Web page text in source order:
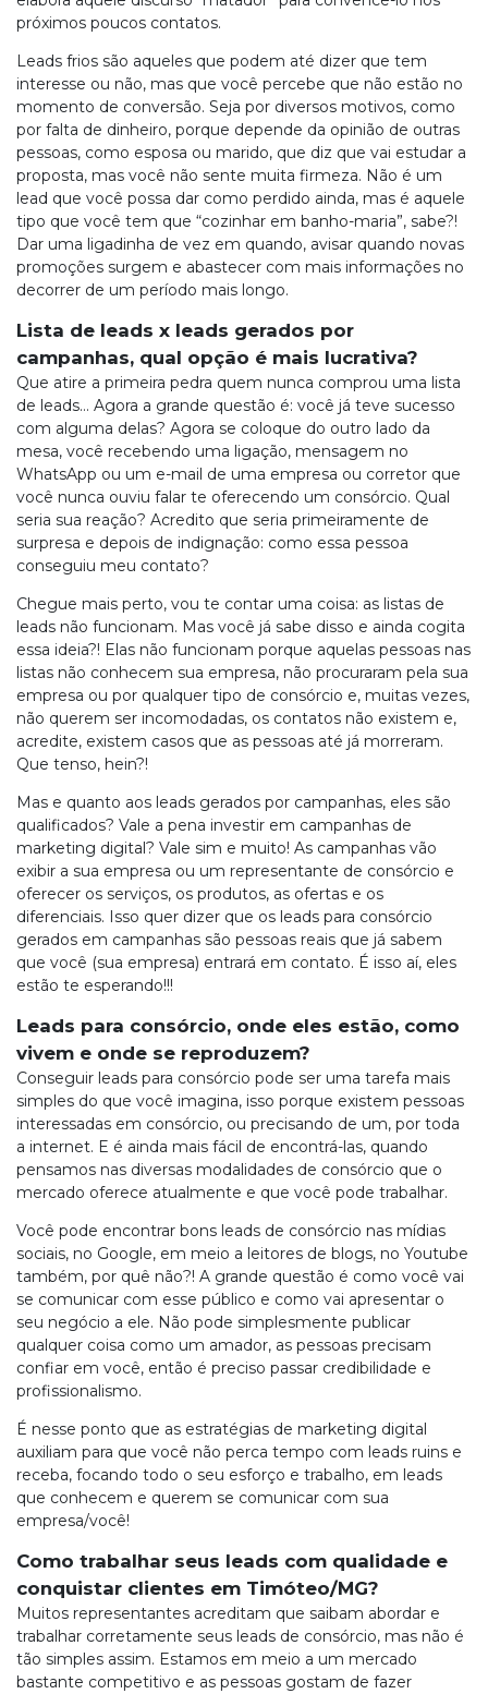
próximos poucos contatos.
Leads frios são aqueles que podem até dizer que tem
interesse ou não, mas que você percebe que não estão no
momento de conversão. Seja por diversos motivos, como
por falta de dinheiro, porque depende da opinião de outras
pessoas, como esposa ou marido, que diz que vai estudar a
proposta, mas você não sente muita firmeza. Não é um
lead que você possa dar como perdido ainda, mas é aquele
tipo que você tem que “cozinhar em banho-maria”, sabe?!
Dar uma ligadinha de vez em quando, avisar quando novas
promoções surgem e abastecer com mais informações no
decorrer de um período mais longo.
Lista de leads x leads gerados por
campanhas, qual opção é mais lucrativa?
Que atire a primeira pedra quem nunca comprou uma lista
de leads… Agora a grande questão é: você já teve sucesso
com alguma delas? Agora se coloque do outro lado da
mesa, você recebendo uma ligação, mensagem no
WhatsApp ou um e-mail de uma empresa ou corretor que
você nunca ouviu falar te oferecendo um consórcio. Qual
seria sua reação? Acredito que seria primeiramente de
surpresa e depois de indignação: como essa pessoa
conseguiu meu contato?
Chegue mais perto, vou te contar uma coisa: as listas de
leads não funcionam. Mas você já sabe disso e ainda cogita
essa ideia?! Elas não funcionam porque aquelas pessoas nas
listas não conhecem sua empresa, não procuraram pela sua
empresa ou por qualquer tipo de consórcio e, muitas vezes,
não querem ser incomodadas, os contatos não existem e,
acredite, existem casos que as pessoas até já morreram.
Que tenso, hein?!
Mas e quanto aos leads gerados por campanhas, eles são
qualificados? Vale a pena investir em campanhas de
marketing digital? Vale sim e muito! As campanhas vão
exibir a sua empresa ou um representante de consórcio e
oferecer os serviços, os produtos, as ofertas e os
diferenciais. Isso quer dizer que os leads para consórcio
gerados em campanhas são pessoas reais que já sabem
que você (sua empresa) entrará em contato. É isso aí, eles
estão te esperando!!!
Leads para consórcio, onde eles estão, como
vivem e onde se reproduzem?
Conseguir leads para consórcio pode ser uma tarefa mais
simples do que você imagina, isso porque existem pessoas
interessadas em consórcio, ou precisando de um, por toda
a internet. E é ainda mais fácil de encontrá-las, quando
pensamos nas diversas modalidades de consórcio que o
mercado oferece atualmente e que você pode trabalhar.
Você pode encontrar bons leads de consórcio nas mídias
sociais, no Google, em meio a leitores de blogs, no Youtube
também, por quê não?! A grande questão é como você vai
se comunicar com esse público e como vai apresentar o
seu negócio a ele. Não pode simplesmente publicar
qualquer coisa como um amador, as pessoas precisam
confiar em você, então é preciso passar credibilidade e
profissionalismo.
É nesse ponto que as estratégias de marketing digital
auxiliam para que você não perca tempo com leads ruins e
receba, focando todo o seu esforço e trabalho, em leads
que conhecem e querem se comunicar com sua
empresa/você!
Como trabalhar seus leads com qualidade e
conquistar clientes em Timóteo/MG?
Muitos representantes acreditam que saibam abordar e
trabalhar corretamente seus leads de consórcio, mas não é
tão simples assim. Estamos em meio a um mercado
bastante competitivo e as pessoas gostam de fazer